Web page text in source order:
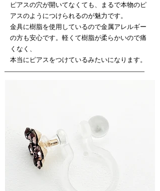
ピアスの穴が開いてなくても、まるで本物のピ
アスのようにつけられるのが魅力です。
金具に樹脂を使用しているので金属アレルギー
の方も安心です。 軽くて樹脂が柔らかいので痛
くなく、
本当にピアスをつけているみたいになります。